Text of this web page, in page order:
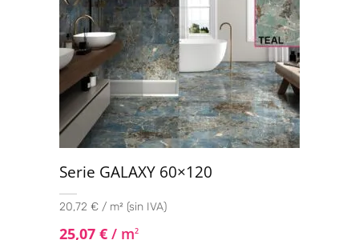
Serie GALAXY 60×120
20,72 € / m² (sin IVA)
25,07 € / m2